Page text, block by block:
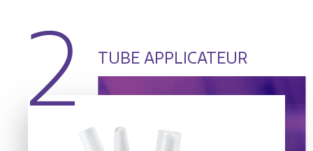
2 TUBE APPLICATEUR